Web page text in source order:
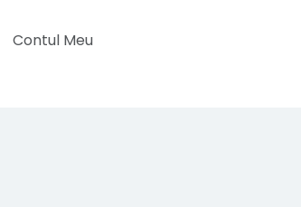
Contul Meu